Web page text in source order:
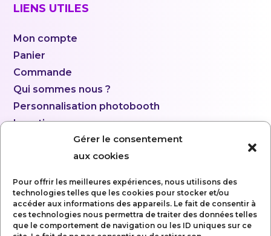
Gérer le consentement
aux cookies
Pour offrir les meilleures expériences, nous utilisons des
technologies telles que les cookies pour stocker et/ou
accéder aux informations des appareils. Le fait de consentir à
ces technologies nous permettra de traiter des données telles
que le comportement de navigation ou les ID uniques sur ce
LIENS UTILES
Mon compte
Panier
Commande
Qui sommes nous ?
Personnalisation photobooth
Location